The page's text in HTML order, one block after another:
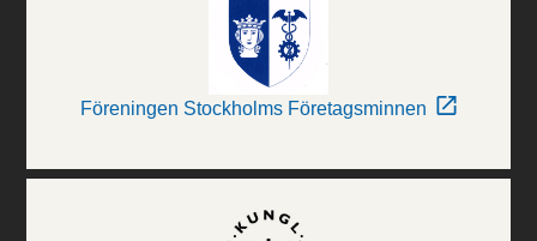
Föreningen Stockholms Företagsminnen